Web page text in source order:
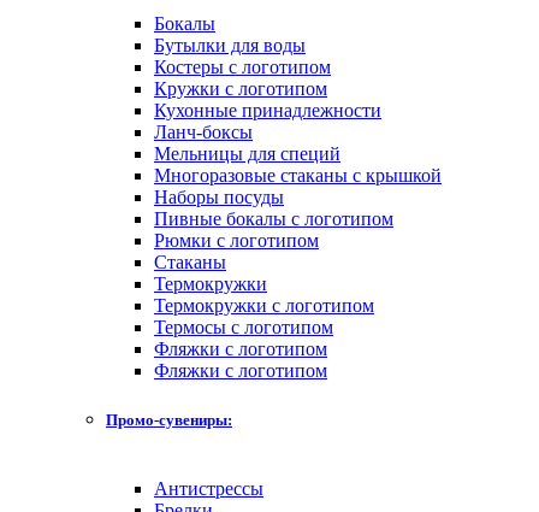
Бокалы
Бутылки для воды
Костеры с логотипом
Кружки с логотипом
Кухонные принадлежности
Ланч-боксы
Мельницы для специй
Многоразовые стаканы с крышкой
Наборы посуды
Пивные бокалы с логотипом
Рюмки с логотипом
Стаканы
Термокружки
Термокружки с логотипом
Термосы с логотипом
Фляжки с логотипом
Фляжки с логотипом
Промо-сувениры:
Антистрессы